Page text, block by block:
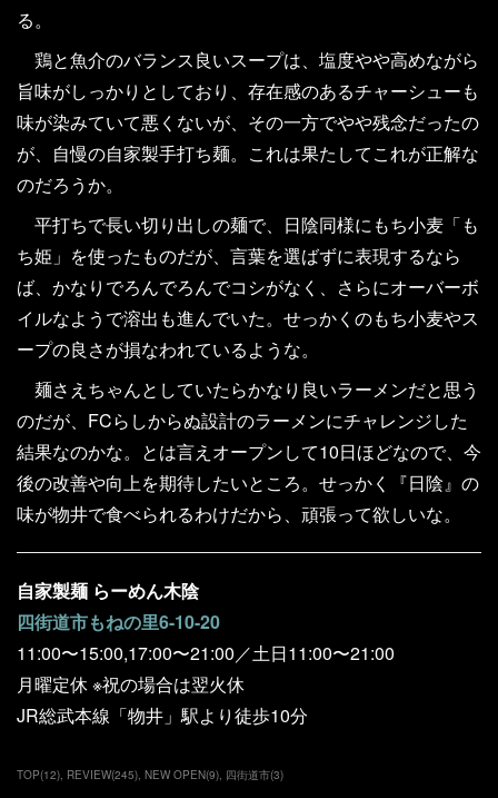
る。
鶏と魚介のバランス良いスープは、塩度やや高めながら
旨味がしっかりとしており、存在感のあるチャーシューも
味が染みていて悪くないが、その一方でやや残念だったの
が、自慢の自家製手打ち麺。これは果たしてこれが正解な
のだろうか。
平打ちで長い切り出しの麺で、日陰同様にもち小麦「も
ち姫」を使ったものだが、言葉を選ばずに表現するなら
ば、かなりでろんでろんでコシがなく、さらにオーバーボ
イルなようで溶出も進んでいた。せっかくのもち小麦やス
ープの良さが損なわれているような。
麺さえちゃんとしていたらかなり良いラーメンだと思う
のだが、FCらしからぬ設計のラーメンにチャレンジした
結果なのかな。とは言えオープンして10日ほどなので、今
後の改善や向上を期待したいところ。せっかく『日陰』の
味が物井で食べられるわけだから、頑張って欲しいな。
自家製麺 らーめん木陰
四街道市もねの里6-10-20
11:00〜15:00,17:00〜21:00／土日11:00〜21:00
月曜定休 ※祝の場合は翌火休
JR総武本線「物井」駅より徒歩10分
TOP(12) REVIEW(245) NEW OPEN(9) 四街道市(3)